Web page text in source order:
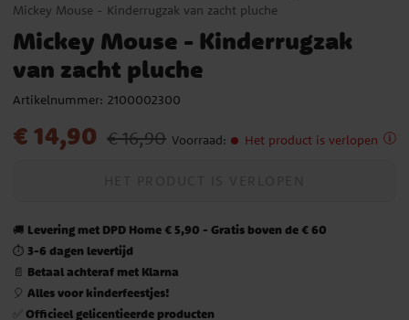
Mickey Mouse - Kinderrugzak van zacht pluche
Mickey Mouse - Kinderrugzak
van zacht pluche
Artikelnummer: 2100002300
Actuele prijs:
€ 14,90 € 16,90 Voorraad: Het product is verlopen
🚚 Levering met DPD Home € 5,90 - Gratis boven de € 60
⏱️ 3-6 dagen levertijd
📄 Betaal achteraf met Klarna
🎈 Alles voor kinderfeestjes!
✅ Officieel gelicentieerde producten